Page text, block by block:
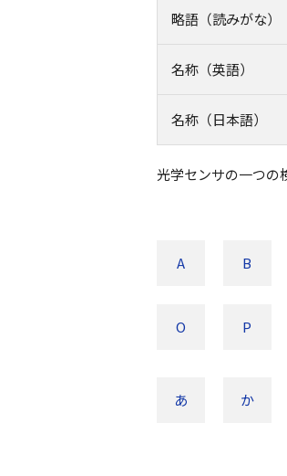
略語（読みがな）
名称（英語）
名称（日本語）
光学センサの一つの
A B
O P
あ か